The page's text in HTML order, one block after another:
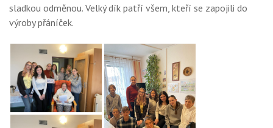
sladkou odměnou. Velký dík patří všem, kteří se zapojili do
výroby přáníček.